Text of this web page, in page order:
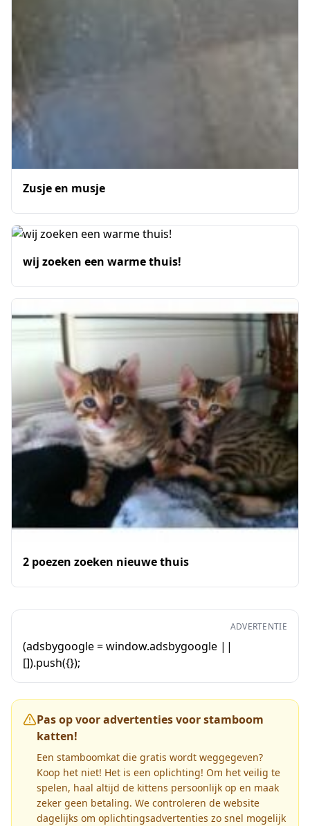
Zusje en musje
wij zoeken een warme thuis!
2 poezen zoeken nieuwe thuis
ADVERTENTIE
(adsbygoogle = window.adsbygoogle ||
[]).push({});
Pas op voor advertenties voor stamboom
katten!
Een stamboomkat die gratis wordt weggegeven?
Koop het niet! Het is een oplichting! Om het veilig te
spelen, haal altijd de kittens persoonlijk op en maak
zeker geen betaling. We controleren de website
dagelijks om oplichtingsadvertenties zo snel mogelijk